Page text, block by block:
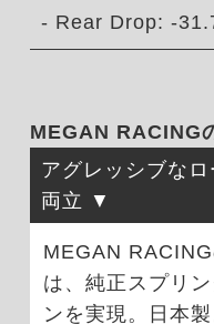
- Rear Drop: -
MEGAN RACING
アグレッシブな
両立
MEGAN
は、純正スプリ
ンを実現。日本